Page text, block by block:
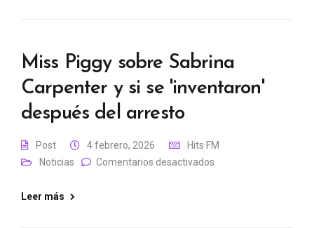
Miss Piggy sobre Sabrina
Carpenter y si se 'inventaron'
después del arresto
Post 4 febrero, 2026
Hits FM
Noticias
Comentarios desactivados
Leer más